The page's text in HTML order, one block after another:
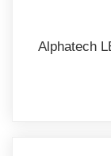
Alphatech